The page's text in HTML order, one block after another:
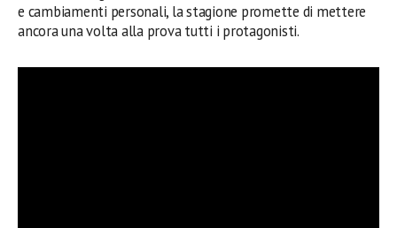
e cambiamenti personali, la stagione promette di mettere
ancora una volta alla prova tutti i protagonisti.